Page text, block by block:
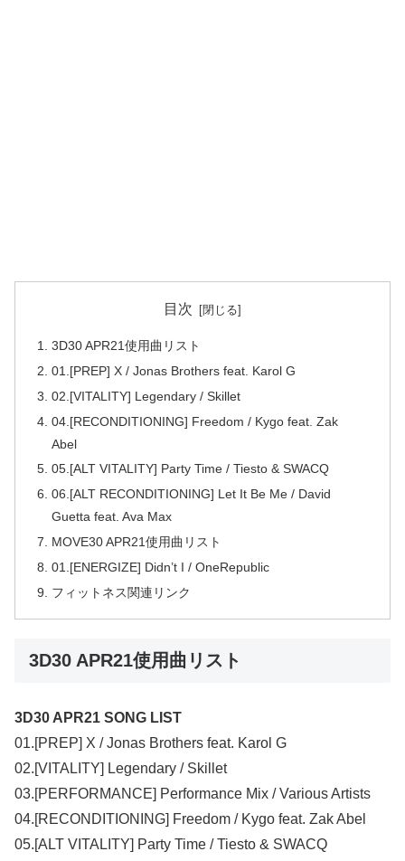
目次
3D30 APR21使用曲リスト
01.[PREP] X / Jonas Brothers feat. Karol G
02.[VITALITY] Legendary / Skillet
04.[RECONDITIONING] Freedom / Kygo feat. Zak
Abel
05.[ALT VITALITY] Party Time / Tiesto & SWACQ
06.[ALT RECONDITIONING] Let It Be Me / David
Guetta feat. Ava Max
MOVE30 APR21使用曲リスト
01.[ENERGIZE] Didn’t I / OneRepublic
フィットネス関連リンク
3D30 APR21使用曲リスト
3D30 APR21 SONG LIST
01.[PREP] X / Jonas Brothers feat. Karol G
02.[VITALITY] Legendary / Skillet
03.[PERFORMANCE] Performance Mix / Various Artists
04.[RECONDITIONING] Freedom / Kygo feat. Zak Abel
05.[ALT VITALITY] Party Time / Tiesto & SWACQ